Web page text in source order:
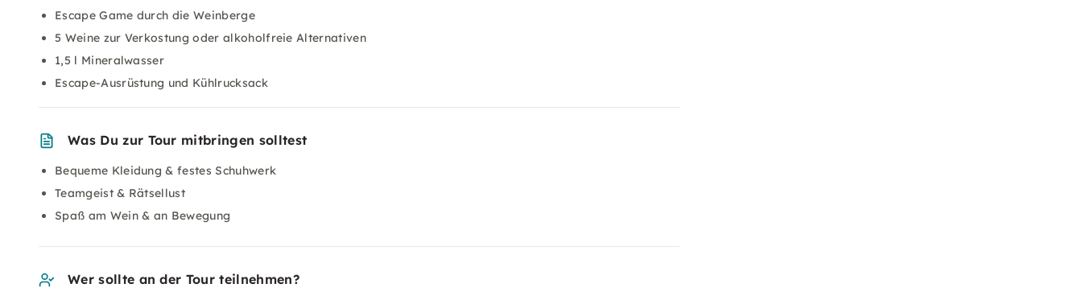
Escape Game durch die Weinberge
5 Weine zur Verkostung oder alkoholfreie Alternativen
1,5 l Mineralwasser
Escape-Ausrüstung und Kühlrucksack
Was Du zur Tour mitbringen solltest
Bequeme Kleidung & festes Schuhwerk
Teamgeist & Rätsellust
Spaß am Wein & an Bewegung
Wer sollte an der Tour teilnehmen?